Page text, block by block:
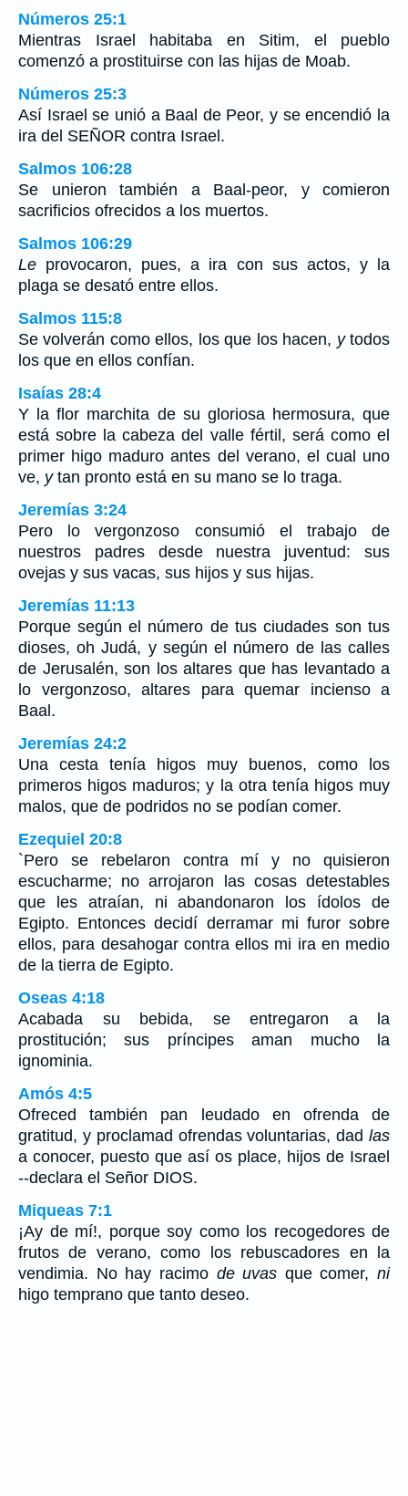
Números 25:1
Mientras Israel habitaba en Sitim, el pueblo
comenzó a prostituirse con las hijas de Moab.
Números 25:3
Así Israel se unió a Baal de Peor, y se encendió la
ira del SEÑOR contra Israel.
Salmos 106:28
Se unieron también a Baal-peor, y comieron
sacrificios ofrecidos a los muertos.
Salmos 106:29
Le provocaron, pues, a ira con sus actos, y la
plaga se desató entre ellos.
Salmos 115:8
Se volverán como ellos, los que los hacen, ytodos
los que en ellos confían.
Isaías 28:4
Y la flor marchita de su gloriosa hermosura, que
está sobre la cabeza del valle fértil, será como el
primer higo maduro antes del verano, el cual uno
ve, ytan pronto está en su mano se lo traga.
Jeremías 3:24
Pero lo vergonzoso consumió el trabajo de
nuestros padres desde nuestra juventud: sus
ovejas y sus vacas, sus hijos y sus hijas.
Jeremías 11:13
Porque según el número de tus ciudades son tus
dioses, oh Judá, y según el número de las calles
de Jerusalén, son los altares que has levantado a
lo vergonzoso, altares para quemar incienso a
Baal.
Jeremías 24:2
Una cesta tenía higos muy buenos, como los
primeros higos maduros; y la otra tenía higos muy
malos, que de podridos no se podían comer.
Ezequiel 20:8
`Pero se rebelaron contra mí y no quisieron
escucharme; no arrojaron las cosas detestables
que les atraían, ni abandonaron los ídolos de
Egipto. Entonces decidí derramar mi furor sobre
ellos, para desahogar contra ellos mi ira en medio
de la tierra de Egipto.
Oseas 4:18
Acabada su bebida, se entregaron a la
prostitución; sus príncipes aman mucho la
ignominia.
Amós 4:5
Ofreced también pan leudado en ofrenda de
gratitud, y proclamad ofrendas voluntarias, dad las
a conocer, puesto que así os place, hijos de Israel
--declara el Señor DIOS.
Miqueas 7:1
¡Ay de mí!, porque soy como los recogedores de
frutos de verano, como los rebuscadores en la
vendimia. No hay racimo de uvas que comer, ni
higo temprano que tanto deseo.